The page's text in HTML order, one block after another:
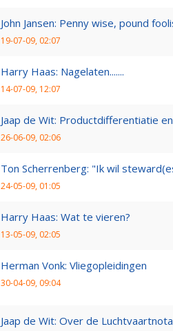
John Jansen: Penny wise, pound
19-07-09, 02:07
Harry Haas: Nagelaten.......
14-07-09, 12:07
Jaap de Wit: Productdifferentiatie
26-06-09, 02:06
Ton Scherrenberg: "Ik wil
24-05-09, 01:05
Harry Haas: Wat te vieren?
13-05-09, 02:05
Herman Vonk: Vliegopleidingen
30-04-09, 09:04
Jaap de Wit: Over de